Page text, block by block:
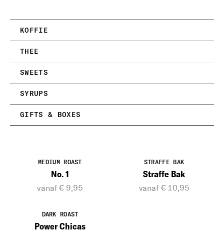
KOFFIE
THEE
SWEETS
SYRUPS
GIFTS & BOXES
MEDIUM ROAST
No. 1
vanaf € 9,95
STRAFFE BAK
Straffe Bak
vanaf € 10,95
DARK ROAST
Power Chicas